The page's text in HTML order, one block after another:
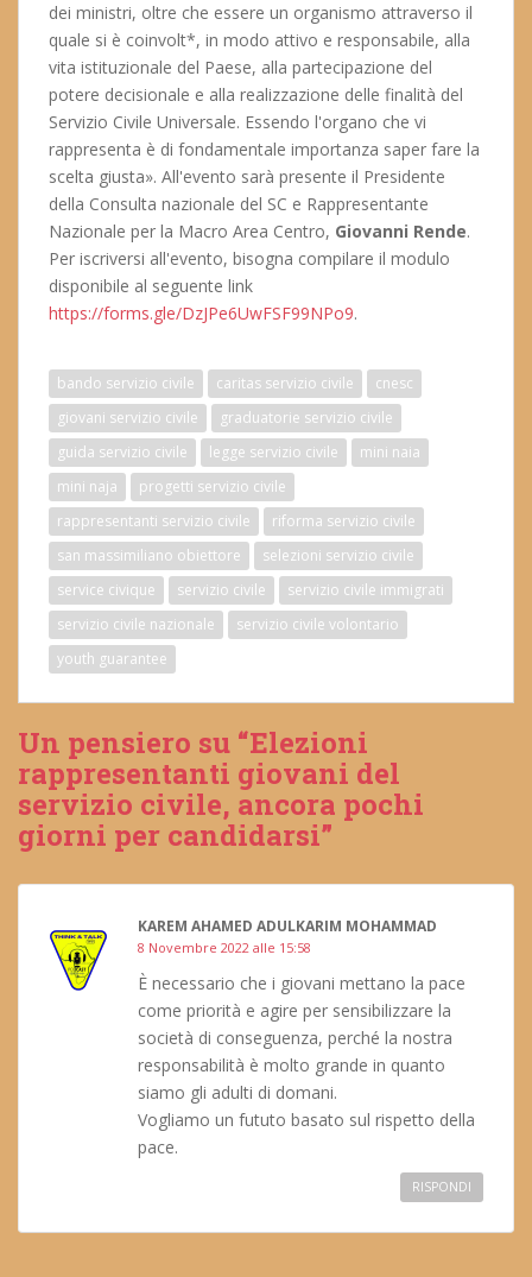
dei ministri, oltre che essere un organismo attraverso il
quale si è coinvolt*, in modo attivo e responsabile, alla
vita istituzionale del Paese, alla partecipazione del
potere decisionale e alla realizzazione delle finalità del
Servizio Civile Universale. Essendo l'organo che vi
rappresenta è di fondamentale importanza saper fare la
scelta giusta». All'evento sarà presente il Presidente
della Consulta nazionale del SC e Rappresentante
Nazionale per la Macro Area Centro, Giovanni Rende.
Per iscriversi all'evento, bisogna compilare il modulo
disponibile al seguente link
https://forms.gle/DzJPe6UwFSF99NPo9.
bando servizio civile caritas servizio civile
cnesc
giovani servizio civile
graduatorie servizio civile
guida servizio civile
legge servizio civile
mini naia
mini naja
progetti servizio civile
rappresentanti servizio civile
riforma servizio civile
san massimiliano obiettore
selezioni servizio civile
service civique
servizio civile
servizio civile immigrati
servizio civile nazionale
servizio civile volontario
youth guarantee
Un pensiero su “Elezioni
rappresentanti giovani del
servizio civile, ancora pochi
giorni per candidarsi”
KAREM AHAMED ADULKARIM MOHAMMAD
8 Novembre 2022 alle 15:58
È necessario che i giovani mettano la pace
come priorità e agire per sensibilizzare la
società di conseguenza, perché la nostra
responsabilità è molto grande in quanto
siamo gli adulti di domani.
Vogliamo un fututo basato sul rispetto della
pace.
RISPONDI